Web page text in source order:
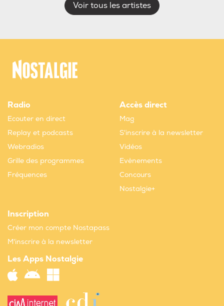
Voir tous les artistes
Radio
Ecouter en direct
Replay et podcasts
Webradios
Grille des programmes
Fréquences
Accès direct
Mag
S'inscrire à la newsletter
Vidéos
Evènements
Concours
Nostalgie+
Inscription
Créer mon compte Nostapass
M'inscrire à la newsletter
Les Apps Nostalgie